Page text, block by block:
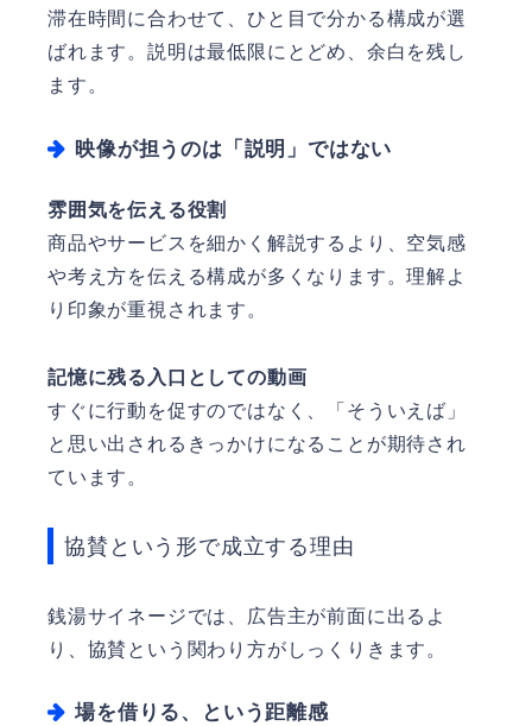
滞在時間に合わせて、ひと目で分かる構成が選
ばれます。説明は最低限にとどめ、余白を残し
ます。
映像が担うのは「説明」ではない
雰囲気を伝える役割
商品やサービスを細かく解説するより、空気感
や考え方を伝える構成が多くなります。理解よ
り印象が重視されます。
記憶に残る入口としての動画
すぐに行動を促すのではなく、「そういえば」
と思い出されるきっかけになることが期待され
ています。
協賛という形で成立する理由
銭湯サイネージでは、広告主が前面に出るよ
り、協賛という関わり方がしっくりきます。
場を借りる、という距離感